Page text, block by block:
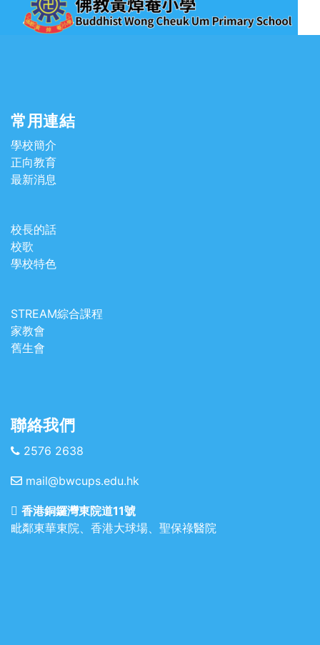
常用連結
學校簡介
正向教育
最新消息
校長的話
校歌
學校特色
STREAM綜合課程
家教會
舊生會
聯絡我們
2576 2638
mail@bwcups.edu.hk
香港銅鑼灣東院道11號
毗鄰東華東院、香港大球場、聖保祿醫院